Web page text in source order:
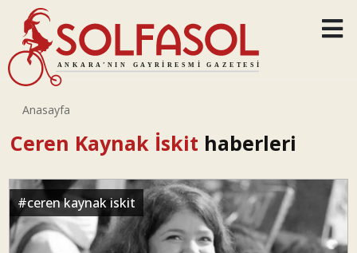
Anasayfa
Ceren Kaynak İskit haberleri
#ceren kaynak iskit